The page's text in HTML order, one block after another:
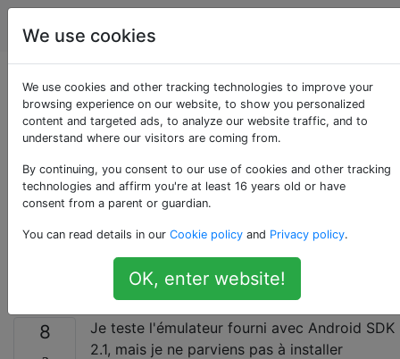
Android
SDK Android 2.1:
impossible d'installer
l'application depuis
Android Market sur
l'émulateur
8
Je teste l'émulateur fourni avec Android SDK
2.1, mais je ne parviens pas à installer
We use cookies
We use cookies and other tracking technologies to improve your
browsing experience on our website, to show you personalized
content and targeted ads, to analyze our website traffic, and to
understand where our visitors are coming from.
By continuing, you consent to our use of cookies and other tracking
technologies and affirm you're at least 16 years old or have
consent from a parent or guardian.
You can read details in our Cookie policy and Privacy policy.
OK, enter website!